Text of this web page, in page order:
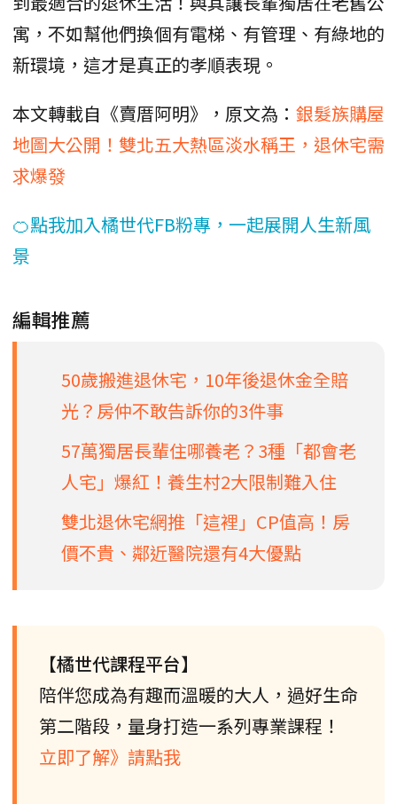
寓，不如幫他們換個有電梯、有管理、有綠地的
新環境，這才是真正的孝順表現。
本文轉載自《賣厝阿明》，原文為： 銀髮族購屋
地圖大公開！雙北五大熱區淡水稱王，退休宅需
求爆發
🍊點我加入橘世代FB粉專，一起展開人生新風
景
編輯推薦
50歲搬進退休宅，10年後退休金全賠
光？房仲不敢告訴你的3件事
57萬獨居長輩住哪養老？3種「都會老
人宅」爆紅！養生村2大限制難入住
雙北退休宅網推「這裡」CP值高！房
價不貴、鄰近醫院還有4大優點
【橘世代課程平台】
陪伴您成為有趣而溫暖的大人，過好生命
第二階段，量身打造一系列專業課程！
立即了解》請點我